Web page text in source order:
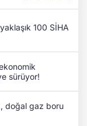
100 SİHA
sürüyor!
doğal gaz boru